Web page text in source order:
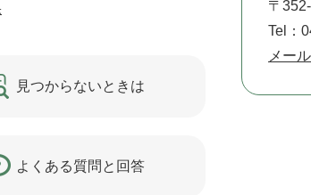
〒
Tel：
メー
見つからないときは
よくある質問と回答